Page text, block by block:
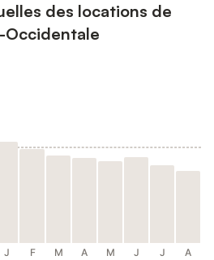
des locations de
Occidentale
J F M A M J J A